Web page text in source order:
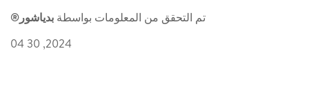
تم التحقق من المعلومات بواسطة بدياشور®
2024, 30 04